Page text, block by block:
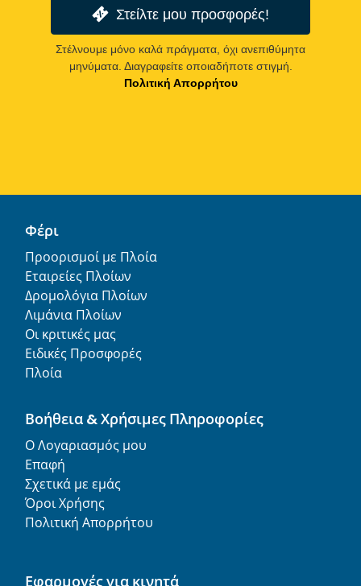
Στείλτε μου προσφορές!
Στέλνουμε μόνο καλά πράγματα, όχι ανεπιθύμητα
μηνύματα. Διαγραφείτε οποιαδήποτε στιγμή.
Πολιτική Απορρήτου
Φέρι
Προορισμοί με Πλοία
Εταιρείες Πλοίων
Δρομολόγια Πλοίων
Λιμάνια Πλοίων
Οι κριτικές μας
Ειδικές Προσφορές
Πλοία
Βοήθεια & Χρήσιμες Πληροφορίες
Ο Λογαριασμός μου
Επαφή
Σχετικά με εμάς
Όροι Χρήσης
Πολιτική Απορρήτου
Εφαρμογές για κινητά